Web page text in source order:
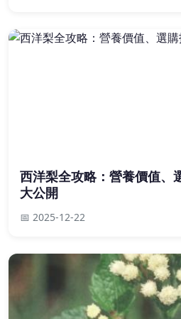
西洋梨全攻略：營養價值、
大公開
📅 2025-12-22